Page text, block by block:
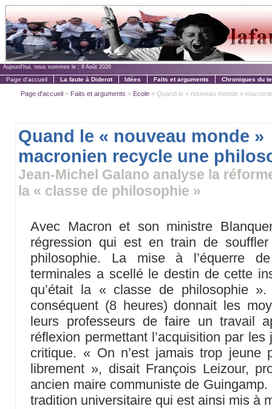
Aujourd'hui, nous sommes le : 8 Août 2026
Page d'accueil La faute à Diderot Idées Faits et arguments Chroniques du
Page d'accueil » Faits et arguments » Ecole » Quand le « nouveau monde »
Quand le « nouveau monde »
macronien recycle une
Jean-Michel Galano analyse la
la « classe de philosophie »
Avec Macron et son ministre
régression qui est en train de souffler
philosophie. La mise à l’équerre
terminales a scellé le destin de cette
qu’était la « classe de philosophie
conséquent (8 heures) donnait les
leurs professeurs de faire un travail
réflexion permettant l’acquisition par les
critique. « On n’est jamais trop jeune
librement », disait François Leizour,
ancien maire communiste de Guingamp.
tradition universitaire qui est ainsi mis à